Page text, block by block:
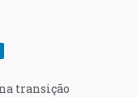
transição